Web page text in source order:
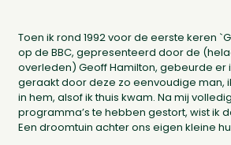
Toen ik rond 1992 voor de eerste keren
op de BBC, gepresenteerd door de
overleden) Geoff Hamilton, gebeurde er
geraakt door deze zo eenvoudige man,
in hem, alsof ik thuis kwam. Na mij
programma’s te hebben gestort, wist ik
Een droomtuin achter ons eigen kleine